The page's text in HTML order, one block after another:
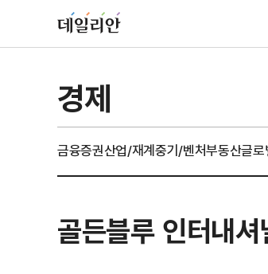
경제
금융증권산업/재계중기/벤처부동산글로
골든블루 인터내